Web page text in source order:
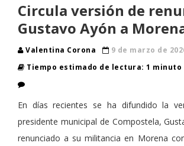
Circula versión de
Gustavo Ayón a
Valentina Corona
9 de marzo de
Tiempo estimado de lectura: 1 minuto
En días recientes se ha difundido la
presidente municipal de Compostela,
renunciado a su militancia en Morena